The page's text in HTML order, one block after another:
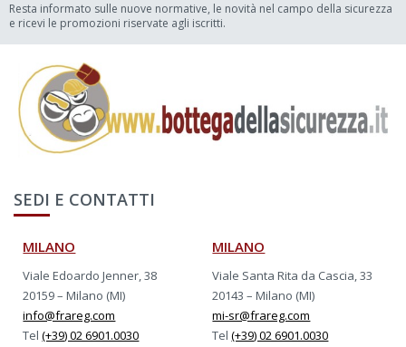
Resta informato sulle nuove normative, le novità nel campo della sicurezza
e ricevi le promozioni riservate agli iscritti.
SEDI E CONTATTI
MILANO
Viale Edoardo Jenner, 38
20159 – Milano (MI)
info@frareg.com
Tel(+39) 02 6901.0030
MILANO
Viale Santa Rita da Cascia, 33
20143 – Milano (MI)
mi-sr@frareg.com
Tel(+39) 02 6901.0030